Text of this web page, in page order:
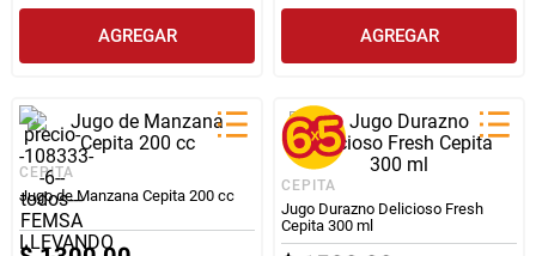
AGREGAR AGREGAR
CEPITA
Jugo de Manzana Cepita 200 cc
CEPITA
Jugo Durazno Delicioso Fresh
Cepita 300 ml